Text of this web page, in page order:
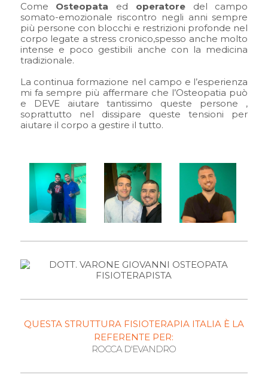
Come Osteopata ed operatore del campo
somato-emozionale riscontro negli anni sempre
più persone con blocchi e restrizioni profonde nel
corpo legate a stress cronico,spesso anche molto
intense e poco gestibili anche con la medicina
tradizionale.
La continua formazione nel campo e l’esperienza
mi fa sempre più affermare che l’Osteopatia può
e DEVE aiutare tantissimo queste persone ,
soprattutto nel dissipare queste tensioni per
aiutare il corpo a gestire il tutto.
QUESTA STRUTTURA FISIOTERAPIA ITALIA È LA
REFERENTE PER:
ROCCA D'EVANDRO